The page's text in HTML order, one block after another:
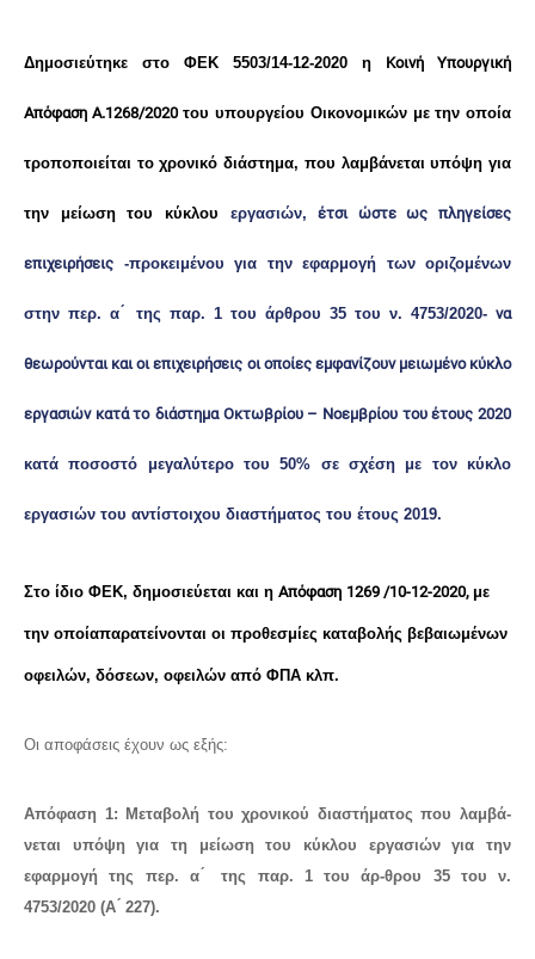
Δημοσιεύτηκε στο ΦΕΚ 5503/14-12-2020 η Κοινή Υπουργική
Απόφαση Α.1268/2020του υπουργείου Οικονομικών με την οποία
τροποποιείται το χρονικό διάστημα, που λαμβάνεται υπόψη για
την μείωση του κύκλου εργασιών,έτσι ώστε ως πληγείσες
επιχειρήσεις -προκειμένου για την εφαρμογή των οριζομένων
στην περ. α ́ της παρ. 1 του άρθρου 35 του ν. 4753/2020- να
θεωρούνται και οι επιχειρήσεις οι οποίες εμφανίζουν μειωμένο κύκλο
εργασιών κατά το διάστημα Οκτωβρίου – Νοεμβρίου τουέτους 2020
κατά ποσοστό μεγαλύτερο του 50% σε σχέση με τον κύκλο
εργασιών του αντίστοιχου διαστήματος του έτους 2019.
Στο ίδιο ΦΕΚ, δημοσιεύεται και η Απόφαση 1269 /10-12-2020, με
την οποίαπαρατείνονται οι προθεσμίες καταβολής βεβαιωμένων
οφειλών, δόσεων, οφειλών από ΦΠΑ κλπ.
Οι αποφάσεις έχουν ως εξής:
Απόφαση 1: Μεταβολή του χρονικού διαστήματος που λαμβά-
νεται υπόψη για τη μείωση του κύκλου εργασιώνγια την
εφαρμογή της περ. α ́ της παρ. 1 του άρ-θρου 35 του ν.
4753/2020 (Α ́ 227).